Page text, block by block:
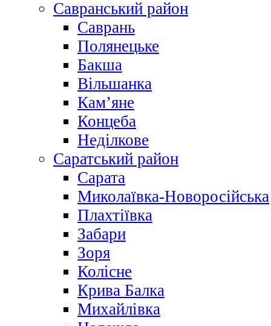
Савранський район
Саврань
Полянецьке
Бакша
Вільшанка
Кам’яне
Концеба
Неділкове
Саратський район
Сарата
Миколаївка-Новоросійська
Плахтіївка
Забари
Зоря
Колісне
Крива Балка
Михайлівка